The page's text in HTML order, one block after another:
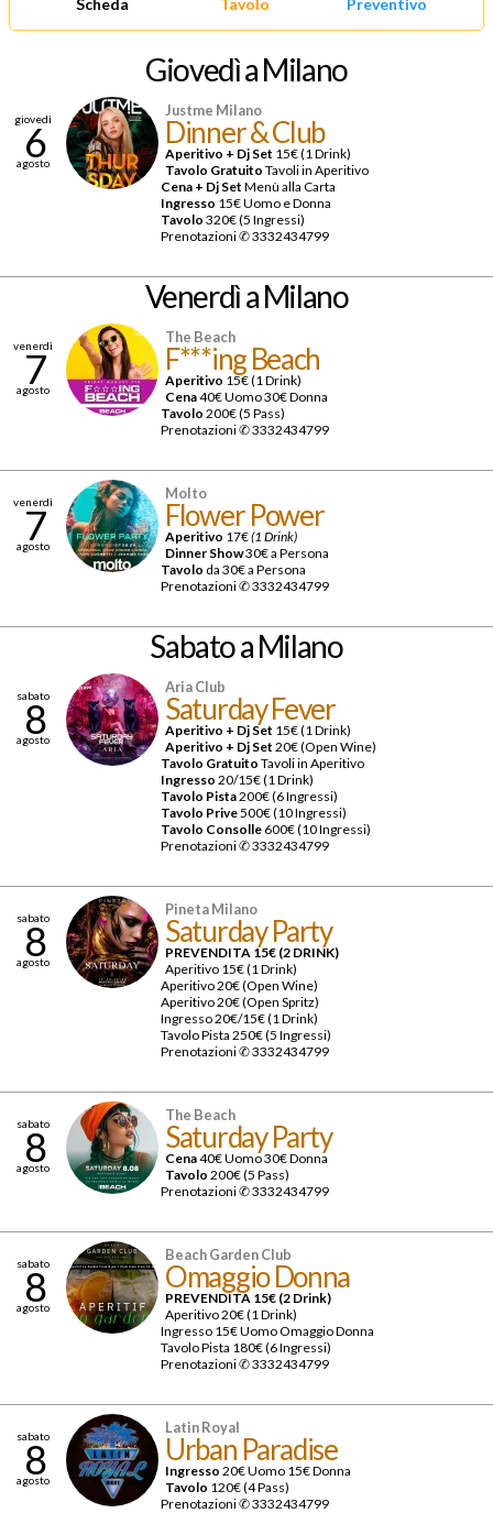
Giovedìa Milano
giovedì
6
agosto
Justme Milano
Dinner & Club
Aperitivo + Dj Set 15€ (1 Drink)
Tavolo Gratuito Tavoli in Aperitivo
Cena + Dj Set Menù alla Carta
Ingresso 15€ Uomo e Donna
Tavolo 320€ (5 Ingressi)
Prenotazioni ✆3332434799
Venerdìa Milano
venerdì
7
agosto
The Beach
F***ing Beach
Aperitivo 15€ (1 Drink)
Cena40€ Uomo 30€ Donna
Tavolo 200€ (5 Pass)
Prenotazioni ✆ 3332434799
venerdì
7
agosto
Molto
Flower Power
Aperitivo 17€(1 Drink)
Dinner Show30€ a Persona
Tavolo da 30€ a Persona
Prenotazioni ✆ 3332434799
Sabatoa Milano
sabato
8
agosto
Aria Club
Saturday Fever
Aperitivo + Dj Set 15€ (1 Drink)
Aperitivo + Dj Set 20€ (Open Wine)
Tavolo Gratuito Tavoli in Aperitivo
Ingresso 20/15€ (1 Drink)
Tavolo Pista200€ (6 Ingressi)
Tavolo Prive500€ (10 Ingressi)
Tavolo Consolle 600€ (10 Ingressi)
Prenotazioni ✆ 3332434799
sabato
8
agosto
Pineta Milano
Saturday Party
PREVENDITA 15€ (2 DRINK)
Aperitivo 15€ (1 Drink)
Aperitivo 20€ (Open Wine)
Aperitivo 20€ (Open Spritz)
Ingresso 20€/15€ (1 Drink)
Tavolo Pista 250€ (5 Ingressi)
Prenotazioni ✆ 3332434799
sabato
8
agosto
The Beach
Saturday Party
Cena40€ Uomo 30€ Donna
Tavolo 200€ (5 Pass)
Prenotazioni ✆ 3332434799
sabato
8
agosto
Beach Garden Club
Omaggio Donna
PREVENDITA 15€ (2 Drink)
Aperitivo 20€ (1 Drink)
Ingresso 15€ Uomo Omaggio Donna
Tavolo Pista 180€ (6 Ingressi)
Prenotazioni ✆ 3332434799
sabato
8
agosto
Latin Royal
Urban Paradise
Ingresso 20€ Uomo 15€ Donna
Tavolo 120€ (4 Pass)
Prenotazioni ✆ 3332434799